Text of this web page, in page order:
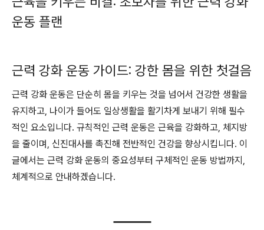
운동 플랜
근력 강화 운동 가이드: 강한 몸을 위한 첫걸음
근력 강화 운동은 단순히 몸을 키우는 것을 넘어서 건강한 생활을
유지하고, 나이가 들어도 일상생활을 활기차게 보내기 위해 필수
적인 요소입니다. 규칙적인 근력 운동은 근육을 강화하고, 체지방
을 줄이며, 신진대사를 촉진해 전반적인 건강을 향상시킵니다. 이
글에서는 근력 강화 운동의 중요성부터 구체적인 운동 방법까지,
체계적으로 안내하겠습니다.